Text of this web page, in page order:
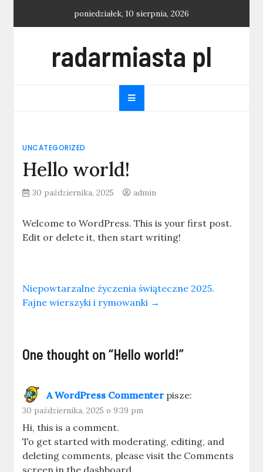
poniedziałek, 10 sierpnia, 2026
radarmiasta pl
UNCATEGORIZED
Hello world!
30 października, 2025 admin
Welcome to WordPress. This is your first post.
Edit or delete it, then start writing!
Niepowtarzalne życzenia świąteczne 2025.
Fajne wierszyki i rymowanki →
One thought on “Hello world!”
A WordPress Commenter pisze:
30 października, 2025 o 9:39 pm
Hi, this is a comment.
To get started with moderating, editing, and
deleting comments, please visit the Comments
screen in the dashboard.